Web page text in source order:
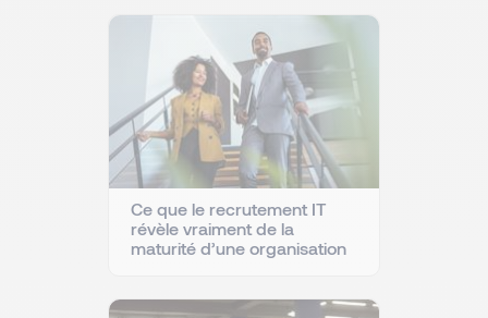
Ce que le recrutement IT
révèle vraiment de la
maturité d’une organisation